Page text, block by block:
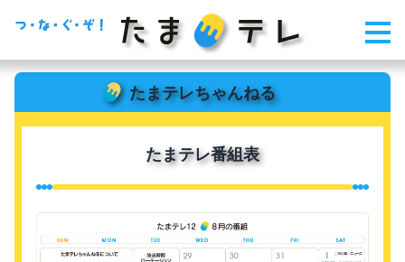
たまテレちゃんねる
たまテレ番組表